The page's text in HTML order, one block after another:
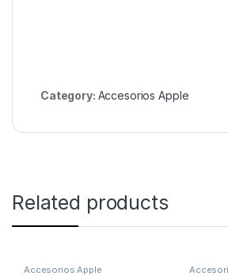
Category: Accesorios Apple
Related products
Accesorios Apple